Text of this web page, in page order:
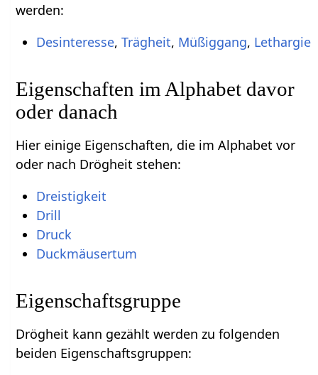
werden:
Desinteresse, Trägheit, Müßiggang, Lethargie
Eigenschaften im Alphabet davor
oder danach
Hier einige Eigenschaften, die im Alphabet vor
oder nach Drögheit stehen:
Dreistigkeit
Drill
Druck
Duckmäusertum
Eigenschaftsgruppe
Drögheit kann gezählt werden zu folgenden
beiden Eigenschaftsgruppen: